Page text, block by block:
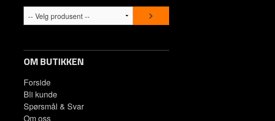
OM BUTIKKEN
Forside
Bli kunde
Spørsmål & Svar
Om oss